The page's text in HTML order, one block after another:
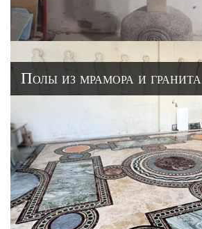
Полы из мрамора и гранита